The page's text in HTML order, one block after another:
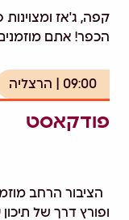
קפה, ג'אז
הכפר! אתם
09:00 הרצליה
פודקאסט
הציבור הרחב
ופורץ דרך של